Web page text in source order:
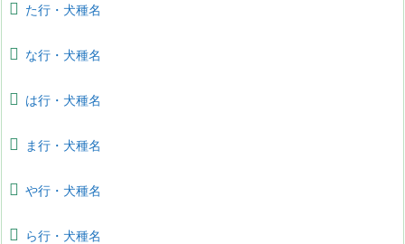
た行・犬種名
な行・犬種名
は行・犬種名
ま行・犬種名
や行・犬種名
ら行・犬種名